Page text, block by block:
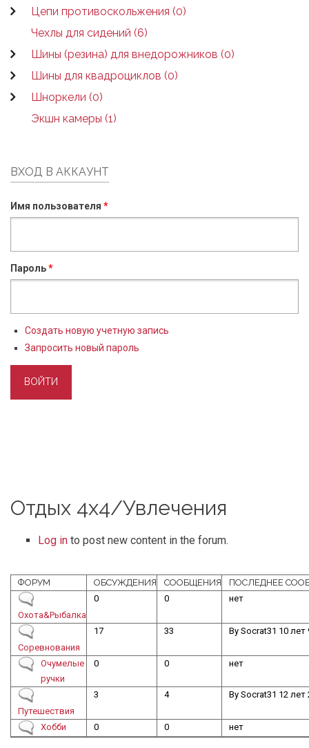
Цепи противоскольжения (0)
Чехлы для сидений (6)
Шины (резина) для внедорожников (0)
Шины для квадроциклов (0)
Шноркели (0)
Экшн камеры (1)
ВХОД В АККАУНТ
Имя пользователя *
Пароль*
Создать новую учетную запись
Запросить новый пароль
Отдых 4х4/Увлечения
Log in to post new content in the forum.
ФОРУМ ОБСУЖДЕНИЯ СООБЩЕНИЯ
ПОСЛЕДНЕЕ
No new posts
Охота&Рыбалка
0 0 нет
No new posts
Соревнования
17 33 By Socrat31 10 лет
No new posts
Очумелые
ручки
0 0 нет
No new posts
Путешествия
3 4 By Socrat31 12 лет
No new posts
Хобби 0 0 нет